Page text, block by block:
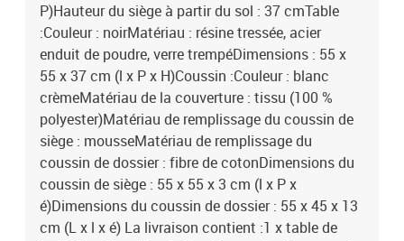
P)Hauteur du siège à partir du sol : 37 cmTable
:Couleur : noirMatériau : résine tressée, acier
enduit de poudre, verre trempéDimensions : 55 x
55 x 37 cm (l x P x H)Coussin :Couleur : blanc
crèmeMatériau de la couverture : tissu (100 %
polyester)Matériau de remplissage du coussin de
siège : mousseMatériau de remplissage du
coussin de dossier : fibre de cotonDimensions du
coussin de siège : 55 x 55 x 3 cm (l x P x
é)Dimensions du coussin de dossier : 55 x 45 x 13
cm (L x l x é) La livraison contient :1 x table de